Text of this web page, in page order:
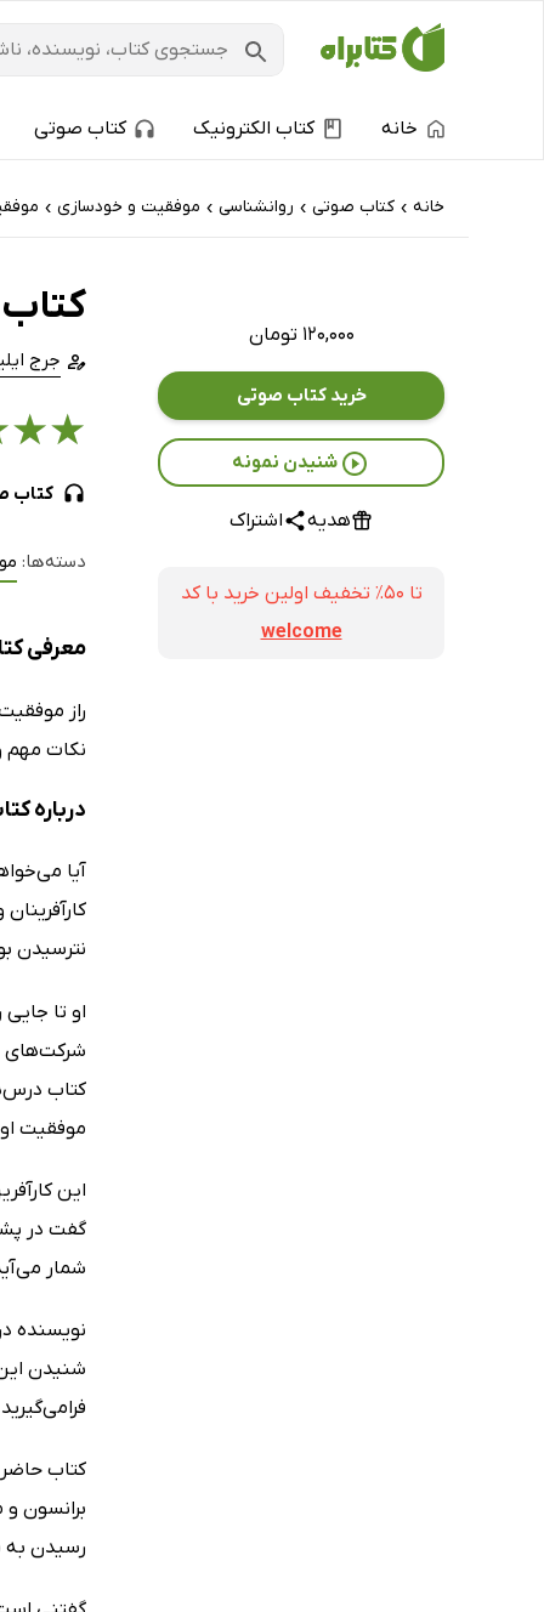
خانه کتاب الکترونیک کتاب صوتی
خانه › کتاب‌ صوتی › روانشناسی › موفقیت و خودسازی ›
۱۲۰,۰۰۰ تومان
خرید کتاب صوتی
شنیدن نمونه
هدیه اشتراک
تا ۵۰٪ تخفیف اولین خرید با کد
welcome
جرج
★
★
کتاب
دسته‌ها:
معرفی
راز
نکات مهم
درباره
آیا
نترسیدن
موفقیت
این
گفت در
شمار
نویسنده
شنیدن
کتاب
برانسون
رسیدن به